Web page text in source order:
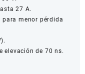
27 A.
para menor pérdida
elevación de 70 ns.